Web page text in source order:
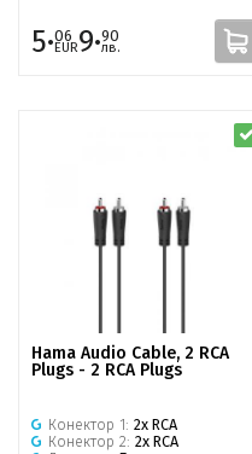
5·06
EUR9·90
лв.
Hama Audio Cable, 2 RCA
Plugs - 2 RCA Plugs
Конектор 1: 2x RCA
Конектор 2: 2x RCA